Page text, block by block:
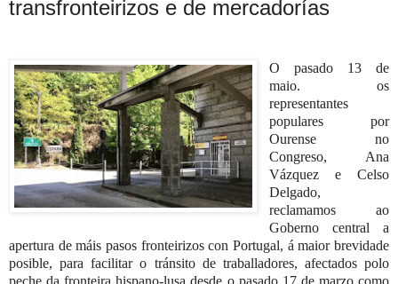
transfronteirizos e de mercadorías
O pasado 13 de
maio. os
representantes
populares por
Ourense no
Congreso, Ana
Vázquez e Celso
Delgado,
reclamamos ao
Goberno central a
apertura de máis pasos fronteirizos con Portugal, á maior brevidade
posible, para facilitar o tránsito de traballadores, afectados polo
peche da fronteira hispano-lusa desde o pasado 17 de marzo como